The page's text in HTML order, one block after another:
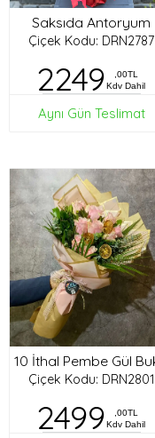
Saksıda Antoryum
Çiçek Kodu: DRN2787
2249
,00TL
Kdv Dahil
Aynı Gün Teslimat
Çiçek Kodu: DRN2801
2499
,00TL
Kdv Dahil